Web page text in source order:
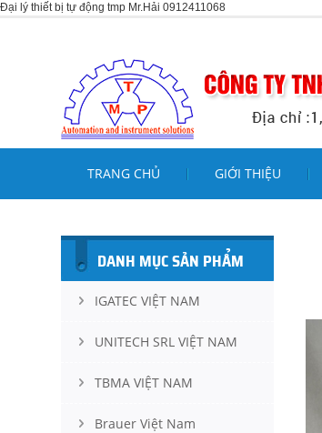
Đại lý thiết bị tự động tmp Mr.Hải 0912411068
TRANG CHỦ GIỚI THIỆU
DANH MỤC SẢN PHẨM
IGATEC VIỆT NAM
UNITECH SRL VIỆT NAM
TBMA VIỆT NAM
Brauer Việt Nam